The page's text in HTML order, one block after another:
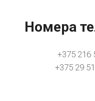
Номера
+375 216
+375 29